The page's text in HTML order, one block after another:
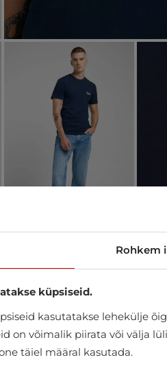
Rohkem
küpsiseid.
kasutatakse lehekülje
on võimalik piirata või välja
täiel määral kasutada.